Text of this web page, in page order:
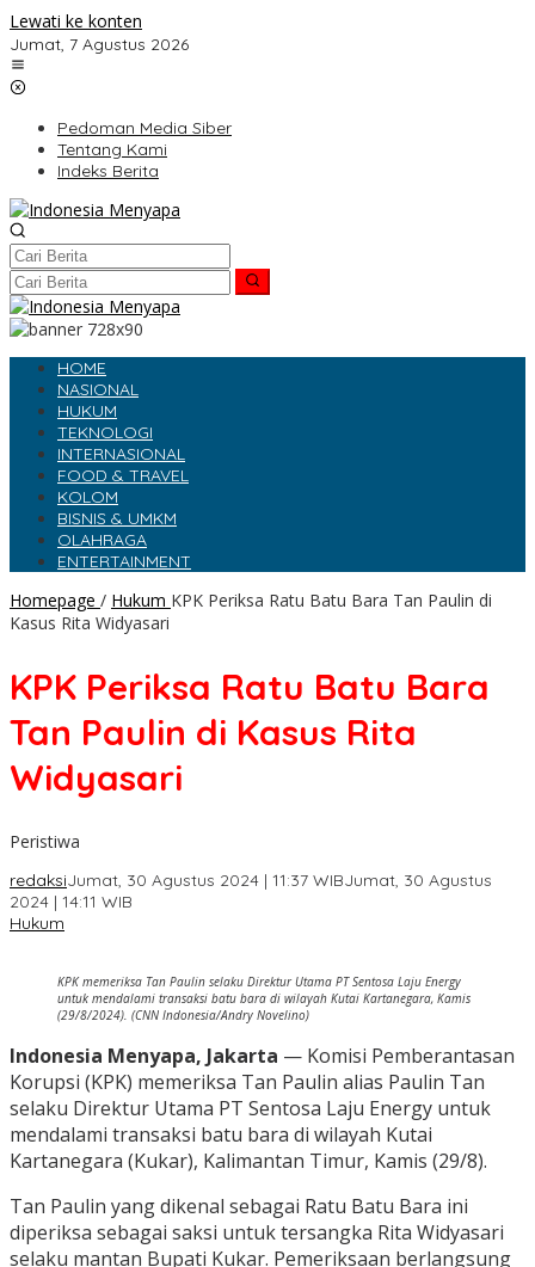
Lewati ke konten
Jumat, 7 Agustus 2026
Pedoman Media Siber
Tentang Kami
Indeks Berita
HOME
NASIONAL
HUKUM
TEKNOLOGI
INTERNASIONAL
FOOD & TRAVEL
KOLOM
BISNIS & UMKM
OLAHRAGA
ENTERTAINMENT
Homepage / Hukum KPK Periksa Ratu Batu Bara Tan Paulin di
Kasus Rita Widyasari
KPK Periksa Ratu Batu Bara
Tan Paulin di Kasus Rita
Widyasari
Peristiwa
redaksiJumat, 30 Agustus 2024 | 11:37 WIBJumat, 30 Agustus
2024 | 14:11 WIB
Hukum
KPK memeriksa Tan Paulin selaku Direktur Utama PT Sentosa Laju Energy
untuk mendalami transaksi batu bara di wilayah Kutai Kartanegara, Kamis
(29/8/2024). (CNN Indonesia/Andry Novelino)
Indonesia Menyapa, Jakarta — Komisi Pemberantasan
Korupsi (KPK) memeriksa Tan Paulin alias Paulin Tan
selaku Direktur Utama PT Sentosa Laju Energy untuk
mendalami transaksi batu bara di wilayah Kutai
Kartanegara (Kukar), Kalimantan Timur, Kamis (29/8).
Tan Paulin yang dikenal sebagai Ratu Batu Bara ini
diperiksa sebagai saksi untuk tersangka Rita Widyasari
selaku mantan Bupati Kukar. Pemeriksaan berlangsung